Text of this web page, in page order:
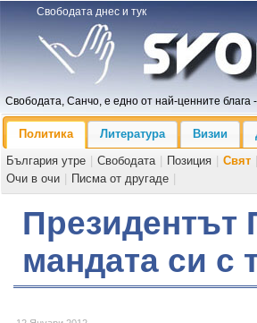
Свободата днес и тук
Свободата, Санчо, е едно от най-ценните блага
Политика Литература Визии
България утре
Свободата Позиция Свят
Очи в очи
Писма от другаде
Президентът
мандата си с